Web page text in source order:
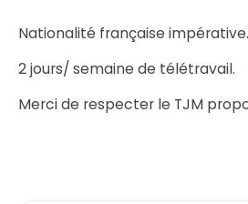
Nationalité française impérative.
2 jours/ semaine de télétravail.
Merci de respecter le TJM